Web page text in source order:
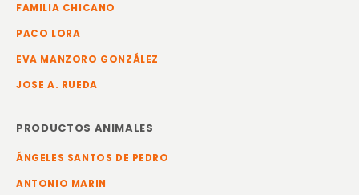
FAMILIA CHICANO
PACO LORA
EVA MANZORO GONZÁLEZ
JOSE A. RUEDA
PRODUCTOS ANIMALES
ÁNGELES SANTOS DE PEDRO
ANTONIO MARIN